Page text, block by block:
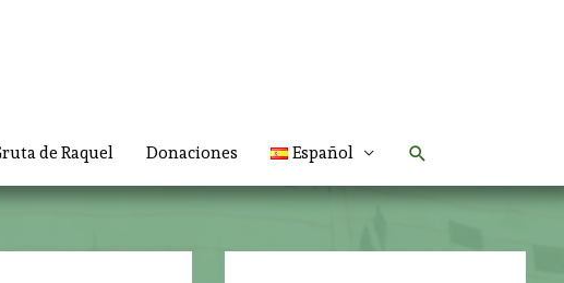
de Raquel Donaciones Español Buscar